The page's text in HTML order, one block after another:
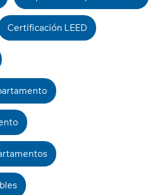
Certificación LEED